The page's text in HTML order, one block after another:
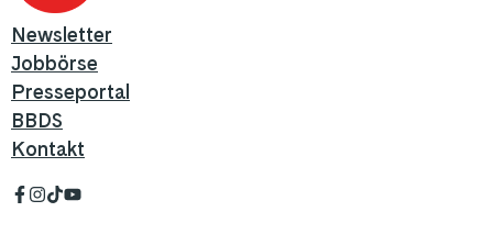
Newsletter
Jobbörse
Presseportal
BBDS
Kontakt